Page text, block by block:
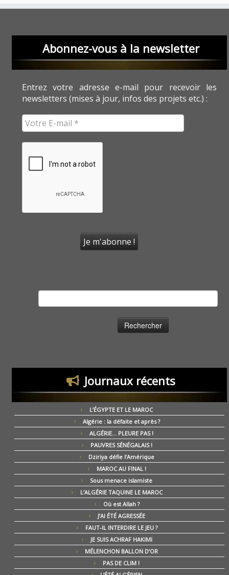
Abonnez-vous à la newsletter
Entrez votre adresse e-mail pour recevoir les
newsletters (mises à jour, infos des projets etc.) :
Journaux récents
L’ÉGYPTE ET LE MAROC
Algérie : la défaite et après ?
ALGÉRIE… PLEURE PAS !
PAUVRES SÉNÉGALAIS !
Dziriya défie l’Amérique
MAROC AU FINAL !
Sous menace islamiste
L’ALGÉRIE TAQUINE LE MAROC
Où est Allah ?
J’AI ÉTÉ AGRESSÉE
FAUT-IL INTERDIRE LE JEU ?
JE SUIS ACHRAF HAKIMI
MÉLENCHON BALLON D’OR
PAS DE CLIM !